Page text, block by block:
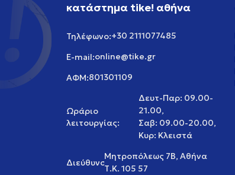
κατάστημα tike! αθήνα
Τηλέφωνο:+30 2111077485
E-mail:online@tike.gr
ΑΦΜ:801301109
Ωράριο
λειτουργίας:
Δευτ-Παρ: 09.00-
21.00,
Σαβ: 09.00-20.00,
Κυρ: Κλειστά
Διεύθυνση:
Μητροπόλεως 7Β, Αθήνα
Τ.Κ. 105 57